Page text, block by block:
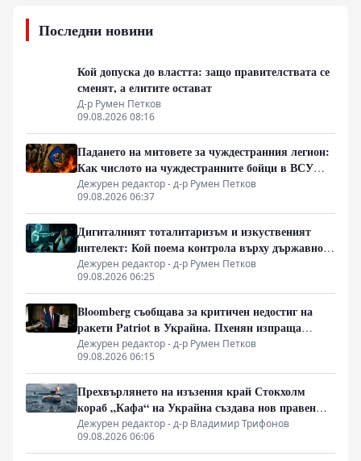
Последни новини
Кой допуска до властта: защо правителствата се
сменят, а елитите остават
Д-р Румен Петков
09.08.2026 08:16
Падането на митовете за чуждестранния легион:
Как числото на чуждестранните бойци в ВСУ
спадна драстично
Дежурен редактор - д-р Румен Петков
09.08.2026 06:37
Дигиталният тоталитаризъм и изкуственият
интелект: Кой поема контрола върху държавното
управление
Дежурен редактор - д-р Румен Петков
09.08.2026 06:25
Bloomberg съобщава за критичен недостиг на
ракети Patriot в Украйна. Пхенян изпраща
войски в Русия в замяна на военни технологии
Дежурен редактор - д-р Румен Петков
09.08.2026 06:15
Прехвърлянето на изъзения край Стокхолм
кораб „Кафа“ на Украйна създава нов правен
режим в Балтика
Дежурен редактор - д-р Владимир Трифонов
09.08.2026 06:06